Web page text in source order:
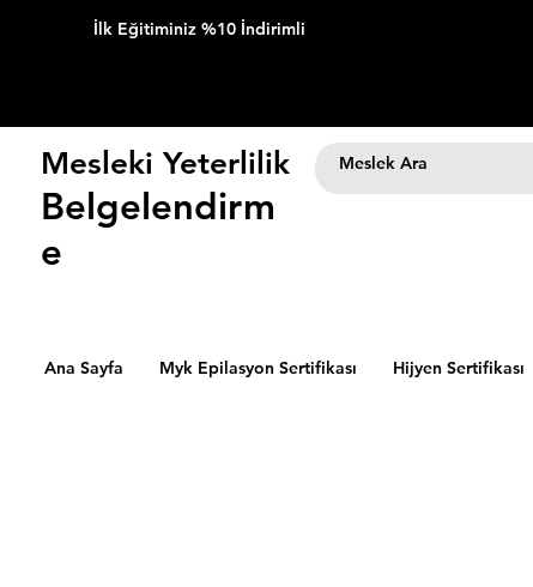
İlk Eğitiminiz %10 İndirimli
Mesleki Yeterlilik
Belgelendirm
e
Ana Sayfa Myk Epilasyon Sertifikası Hijyen Sertifikası